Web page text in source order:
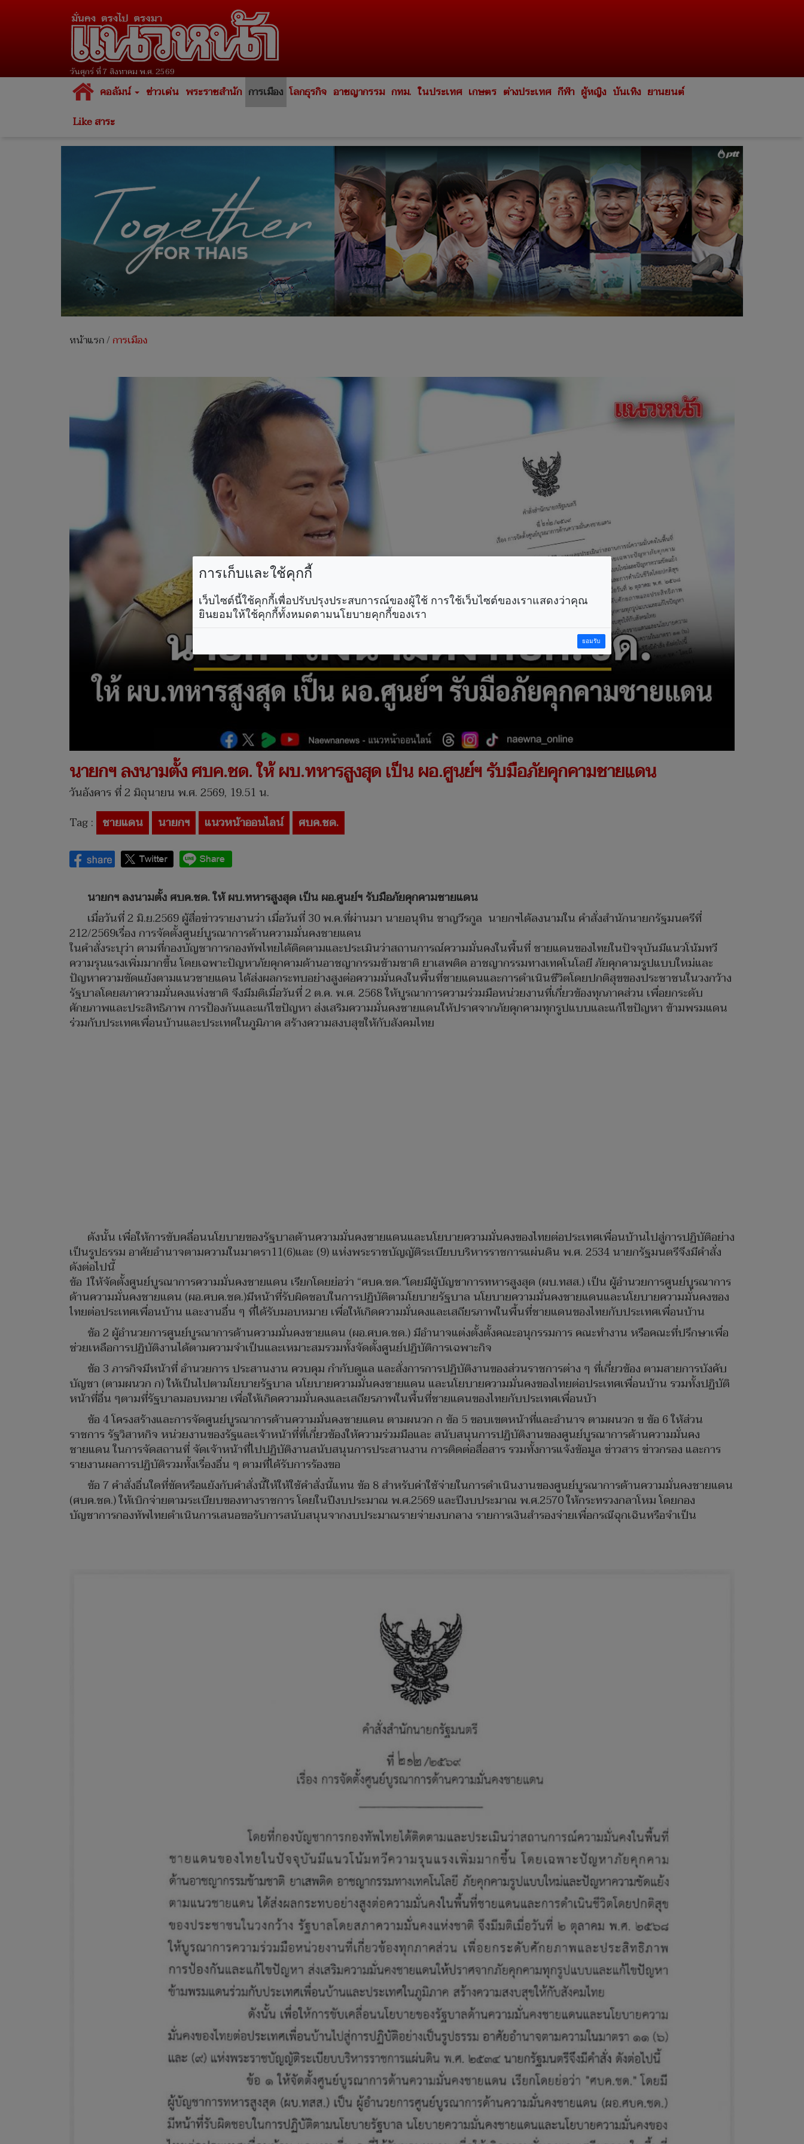
วันศุกร์ ที่ 7 สิงหาคม พ.ศ. 2569
คอลัมน์ ข่าวเด่น พระราชสำนัก การเมือง โลกธุรกิจ อาชญากรรม กทม. ในประเทศ เกษตร ต่างประเทศ กีฬา ผู้หญิง บันเทิง ยานยนต์
Like สาระ
หน้าแรก/การเมือง
นายกฯ ลงนามตั้ง ศบค.ชด. ให้ ผบ.ทหารสูงสุด เป็น ผอ.ศูนย์ฯ รับมือภัยคุกคามชายแดน
วันอังคาร ที่ 2 มิถุนายน พ.ศ. 2569, 19.51 น.
Tag : ชายแดน นายกฯ แนวหน้าออนไลน์ ศบค.ชด.
นายกฯ ลงนามตั้ง ศบค.ชด. ให้ ผบ.ทหารสูงสุด เป็น ผอ.ศูนย์ฯ รับมือภัยคุกคามชายแดน
เมื่อวันที่ 2 มิ.ย.2569 ผู้สื่อข่าวรายงานว่า เมื่อวันที่ 30 พ.ค.ที่ผ่านมา นายอนุทิน ชาญวีรกูล นายกฯได้ลงนามใน คำสั่งสำนักนายกรัฐมนตรีที่
212/2569เรื่อง การจัดตั้งศูนย์บูรณาการด้านความมั่นคงชายแดน
ในคำสั่งระบุว่า ตามที่กองบัญชาการกองทัพไทยได้ติดตามและประเมินว่าสถานการณ์ความมั่นคงในพื้นที่ ชายแดนของไทยในปัจจุบันมีแนวโน้มทวี
ความรุนแรงเพิ่มมากขึ้น โดยเฉพาะปัญหาภัยคุกคามด้านอาชญากรรมข้ามชาติ ยาเสพติด อาชญากรรมทางเทคโนโลยี ภัยคุกคามรูปแบบใหม่และ
ปัญหาความขัดแย้งตามแนวชายแดน ได้ส่งผลกระทบอย่างสูงต่อความมั่นคงในพื้นที่ชายแดนและการดำเนินชีวิตโดยปกติสุขของประชาชนในวงกว้าง
รัฐบาลโดยสภาความมั่นคงแห่งชาติ จึงมีมติเมื่อวันที่ 2 ต.ค. พ.ศ. 2568 ให้บูรณาการความร่วมมือหน่วยงานที่เกี่ยวข้องทุกภาคส่วน เพื่อยกระดับ
ศักยภาพและประสิทธิภาพ การป้องกันและแก้ไขปัญหา ส่งเสริมความมั่นคงชายแดนให้ปราศจากภัยคุกคามทุกรูปแบบและแก้ไขปัญหา ข้ามพรมแดน
ร่วมกับประเทศเพื่อนบ้านและประเทศในภูมิภาค สร้างความสงบสุขให้กับสังคมไทย
ดังนั้น เพื่อให้การขับคลื่อนนโยบายของรัฐบาลต้านความมั่นคงชายแดนและนโยบายความมั่นคงของไทยต่อประเทศเพื่อนบ้านไปสู่การปฏิบัติอย่าง
เป็นรูปธรรม อาศัยอำนาจตามความในมาตรา11(6)และ (9) แห่งพระราชบัญญัติระเบียบบริหารราชการแผ่นดิน พ.ศ. 2534 นายกรัฐมนตรีจึงมีคำสั่ง
ดังต่อไปนี้
ข้อ 1ให้จัดตั้งศูนย์บูรณาการความมั่นคงชายแดน เรียกโดยย่อว่า “ศบค.ชด.”โดยมีผู้บัญชาการทหารสูงสุด (ผบ.ทสส.) เป็น ผู้อำนวยการศูนย์บูรณาการ
ด้านความมั่นคงชายแดน (ผอ.ศบค.ชด.)มีหน้าที่รับผิดชอบในการปฏิบัติตามโยบายรัฐบาล นโยบายความมั่นคงชายแดนและนโยบายความมั่นคงของ
ไทยต่อประเทศเพื่อนบ้าน และงานอื่น ๆ ที่ได้รับมอบหมาย เพื่อให้เกิดความมั่นคงและเสถียรภาพในพื้นที่ชายแดนของไทยกับประเทศเพื่อนบ้าน
ข้อ 2 ผู้อำนวยการศูนย์บูรณาการด้านความมั่นคงชายแดน (ผอ.ศบค.ชด.) มีอำนาจแต่งตั้งตั้งคณะอนุกรรมการ คณะทำงาน หรือคณะที่ปรึกษาเพื่อ
ช่วยเหลือการปฏิบัติงานได้ตามความจำเป็นและเหมาะสมรวมทั้งจัดตั้งศูนย์ปฏิบัติการเฉพาะกิจ
ข้อ 3 ภารกิจมีหน้าที่ อำนวยการ ประสานงาน ควบคุม กำกับดูแล และสั่งการการปฏิบัติงานของส่วนราชการต่าง ๆ ที่เกี่ยวข้อง ตามสายการบังคับ
บัญชา (ตามผนวก ก) ให้เป็นไปตามโยบายรัฐบาล นโยบายความมั่นคงชายแดน และนโยบายความมั่นคงของไทยต่อประเทศเพื่อนบ้าน รวมทั้งปฏิบัติ
หน้าที่อื่น ๆตามที่รัฐบาลมอบหมาย เพื่อให้เกิดความมั่นคงและเสถียรภาพในพื้นที่ชายแดนของไทยกับประเทศเพื่อนบ้า
ข้อ 4 โครงสร้างและการจัดศูนย์บูรณาการด้านความมั่นคงชายแดน ตามผนวก ก ข้อ 5 ขอบเขตหน้าที่และอำนาจ ตามผนวก ข ข้อ 6 ให้ส่วน
ราชการ รัฐวิสาหกิจ หน่วยงานของรัฐและเจ้าหน้าที่ที่เกี่ยวข้องให้ความร่วมมือและ สนับสนุนการปฏิบัติงานของศูนย์บูรณาการด้านความมั่นคง
ชายแดน ในการจัดสถานที่ จัดเจ้าหน้าที่ไปปฏิบัติงานสนับสนุนการประสานงาน การติดต่อสื่อสาร รวมทั้งการแจ้งข้อมูล ข่าวสาร ข่าวกรอง และการ
รายงานผลการปฏิบัติรวมทั้งเรื่องอื่น ๆ ตามที่ได้รับการร้องขอ
ข้อ 7 คำสั่งอื่นใดที่ขัดหรือแย้งกับคำสั่งนี้ให้ให้ใช้คำสั่งนี้แทน ข้อ 8 สำหรับค่าใช้จ่ายในการดำเนินงานของศูนย์บูรณาการด้านความมั่นคงชายแดน
(ศบค.ชด.) ให้เบิกจ่ายตามระเบียบของทางราชการ โดยในปีงบประมาณ พ.ศ.2569 และปีงบประมาณ พ.ศ.2570 ให้กระทรวงกลาโหม โดยกอง
บัญชาการกองทัพไทยดำเนินการเสนอขอรับการสนับสนุนจากงบประมาณรายจ่ายงบกลาง รายการเงินสำรองจ่ายเพื่อกรณีฉุกเฉินหรือจำเป็น
การเก็บและใช้คุกกี้
เว็บไซต์นี้ใช้คุกกี้เพื่อปรับปรุงประสบการณ์ของผู้ใช้ การใช้เว็บไซต์ของเราแสดงว่าคุณ
ยินยอมให้ใช้คุกกี้ทั้งหมดตามนโยบายคุกกี้ของเรา
ยอมรับ